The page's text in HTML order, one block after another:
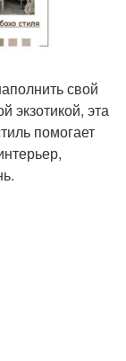
свой
экзотикой, эта
помогает